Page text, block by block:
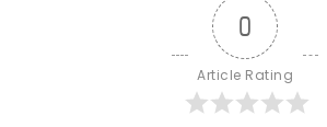
0
Article Rating